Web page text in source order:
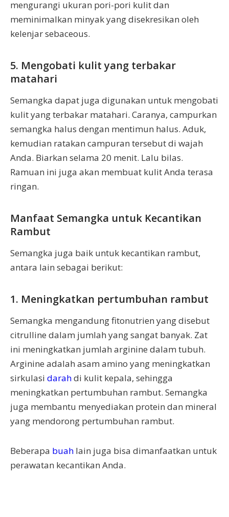
mengurangi ukuran pori-pori kulit dan
meminimalkan minyak yang disekresikan oleh
kelenjar sebaceous.
5. Mengobati kulit yang terbakar
matahari
Semangka dapat juga digunakan untuk mengobati
kulit yang terbakar matahari. Caranya, campurkan
semangka halus dengan mentimun halus. Aduk,
kemudian ratakan campuran tersebut di wajah
Anda. Biarkan selama 20 menit. Lalu bilas.
Ramuan ini juga akan membuat kulit Anda terasa
ringan.
Manfaat Semangka untuk Kecantikan
Rambut
Semangka juga baik untuk kecantikan rambut,
antara lain sebagai berikut:
1. Meningkatkan pertumbuhan rambut
Semangka mengandung fitonutrien yang disebut
citrulline dalam jumlah yang sangat banyak. Zat
ini meningkatkan jumlah arginine dalam tubuh.
Arginine adalah asam amino yang meningkatkan
sirkulasi darahdi kulit kepala, sehingga
meningkatkan pertumbuhan rambut. Semangka
juga membantu menyediakan protein dan mineral
yang mendorong pertumbuhan rambut.
Beberapa buah lain juga bisa dimanfaatkan untuk
perawatan kecantikan Anda.